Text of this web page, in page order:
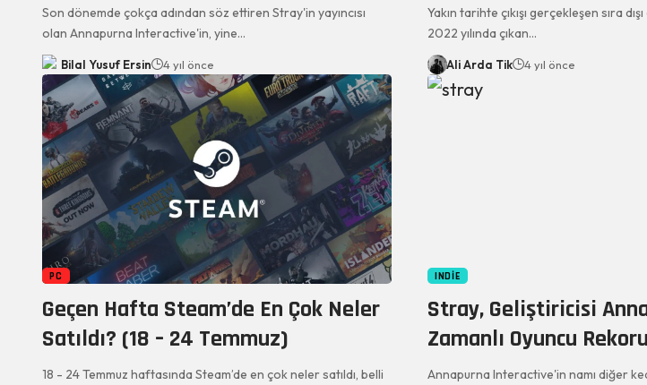
Son dönemde çokça adından söz ettiren Stray'in yayıncısı
olan Annapurna Interactive'in, yine…
Bilal Yusuf Ersin 4 yıl önce
Yakın tarihte çıkışı gerçekleşen sıra
2022 yılında çıkan…
Ali Arda Tik 4 yıl önce
PC
Geçen Hafta Steam’de En Çok Neler
Satıldı? (18 – 24 Temmuz)
18 - 24 Temmuz haftasında Steam’de en çok neler satıldı, belli
INDIE
Stray, Geliştiricisi
Zamanlı Oyuncu
Annapurna Interactive'in namı diğer